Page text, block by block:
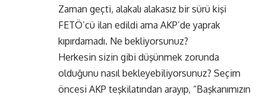
Zaman geçti, alakalı alakasız bir sürü kişi
FETÖ’cü ilan edildi ama AKP’de yaprak
kıpırdamadı. Ne bekliyorsunuz?
Herkesin sizin gibi düşünmek zorunda
olduğunu nasıl bekleyebiliyorsunuz? Seçim
öncesi AKP teşkilatından arayıp, “Başkanımızın